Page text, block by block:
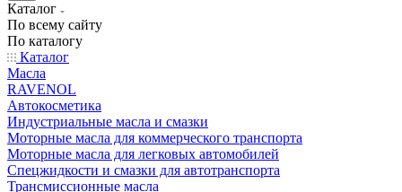
Каталог
По всему сайту
По каталогу
Каталог
Масла
RAVENOL
Автокосметика
Индустриальные масла и смазки
Моторные масла для коммерческого транспорта
Моторные масла для легковых автомобилей
Спецжидкости и смазки для автотранспорта
Трансмиссионные масла